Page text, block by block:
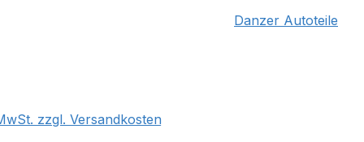
Danzer Autoteile
zzgl. Versandkosten